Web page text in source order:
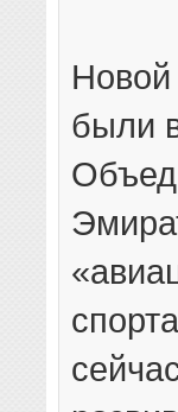
Новой
были